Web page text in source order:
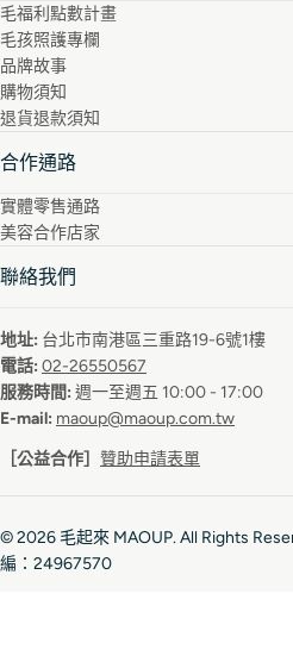
毛福利點數計畫
毛孩照護專欄
品牌故事
購物須知
退貨退款須知
合作通路
實體零售通路
美容合作店家
聯絡我們
地址: 台北市南港區三重路19-6號1樓
電話: 02-26550567
服務時間: 週一至週五 10:00 - 17:00
E-mail: maoup@maoup.com.tw
［公益合作］ 贊助申請表單
© 2026 毛起來 MAOUP. All Rights
編：24967570